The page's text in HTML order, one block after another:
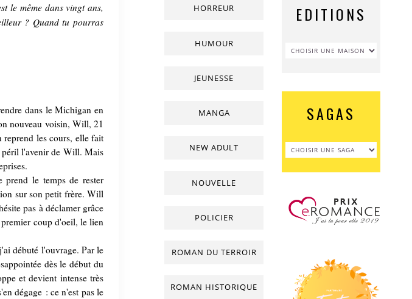
le même dans vingt ans,
? Quand tu pourras
dans le Michigan en
nouveau voisin, Will, 21
reprend les cours, elle fait
péril l'avenir de Will. Mais
prend le temps de rester
sur son petit frère. Will
pas à déclamer grâce
premier coup d'oeil, le lien
débuté l'ouvrage. Par le
dès le début du
et devient intense très
dégage : ce n'est pas le
HORREUR
HUMOUR
JEUNESSE
MANGA
NEW ADULT
NOUVELLE
POLICIER
ROMAN DU TERROIR
ROMAN HISTORIQUE
EDITIONS
SAGAS